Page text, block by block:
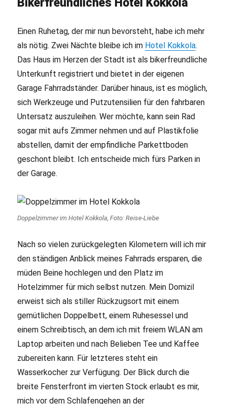
Einen Ruhetag, der mir nun bevorsteht, habe ich mehr
als nötig. Zwei Nächte bleibe ich im Hotel Kokkola.
Das Haus im Herzen der Stadt ist als bikerfreundliche
Unterkunft registriert und bietet in der eigenen
Garage Fahrradständer. Darüber hinaus, ist es möglich,
sich Werkzeuge und Putzutensilien für den fahrbaren
Untersatz auszuleihen. Wer möchte, kann sein Rad
sogar mit aufs Zimmer nehmen und auf Plastikfolie
abstellen, damit der empfindliche Parkettboden
geschont bleibt. Ich entscheide mich fürs Parken in
der Garage.
Doppelzimmer im Hotel Kokkola, Foto: Reise-Liebe
Nach so vielen zurückgelegten Kilometern will ich mir
den ständigen Anblick meines Fahrrads ersparen, die
müden Beine hochlegen und den Platz im
Hotelzimmer für mich selbst nutzen. Mein Domizil
erweist sich als stiller Rückzugsort mit einem
gemütlichen Doppelbett, einem Ruhesessel und
einem Schreibtisch, an dem ich mit freiem WLAN am
Laptop arbeiten und nach Belieben Tee und Kaffee
zubereiten kann. Für letzteres steht ein
Wasserkocher zur Verfügung. Der Blick durch die
breite Fensterfront im vierten Stock erlaubt es mir,
mich vor dem Schlafengehen an der